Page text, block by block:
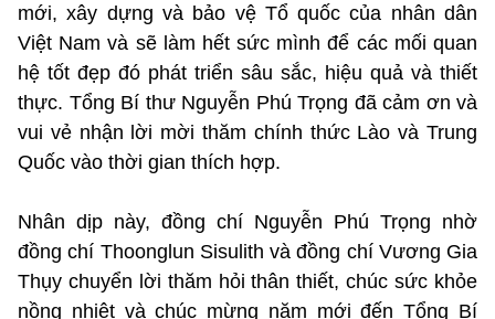
mới, xây dựng và bảo vệ Tổ quốc của nhân dân
Việt Nam và sẽ làm hết sức mình để các mối quan
hệ tốt đẹp đó phát triển sâu sắc, hiệu quả và thiết
thực. Tổng Bí thư Nguyễn Phú Trọng đã cảm ơn và
vui vẻ nhận lời mời thăm chính thức Lào và Trung
Quốc vào thời gian thích hợp.
Nhân dịp này, đồng chí Nguyễn Phú Trọng nhờ
đồng chí Thoonglun Sisulith và đồng chí Vương Gia
Thụy chuyển lời thăm hỏi thân thiết, chúc sức khỏe
nồng nhiệt và chúc mừng năm mới đến Tổng Bí